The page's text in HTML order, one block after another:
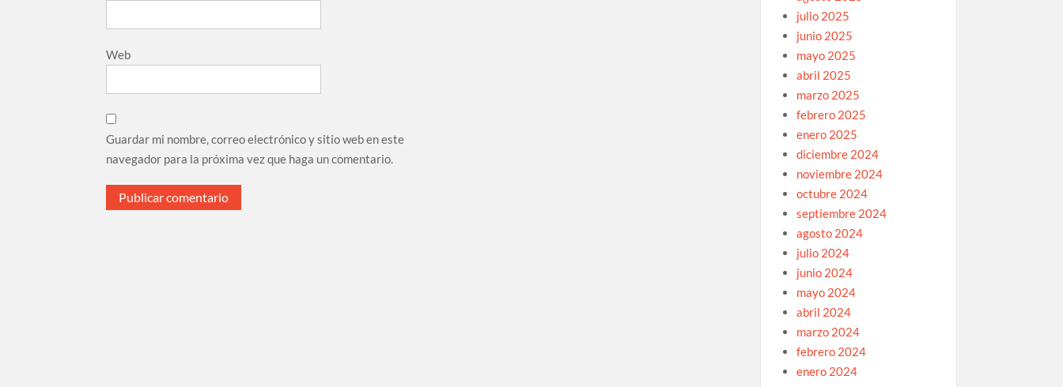
Web
Guardar mi nombre, correo electrónico y sitio web en este
navegador para la próxima vez que haga un comentario.
julio 2025
junio 2025
mayo 2025
abril 2025
marzo 2025
febrero 2025
enero 2025
diciembre 2024
noviembre 2024
octubre 2024
septiembre 2024
agosto 2024
julio 2024
junio 2024
mayo 2024
abril 2024
marzo 2024
febrero 2024
enero 2024